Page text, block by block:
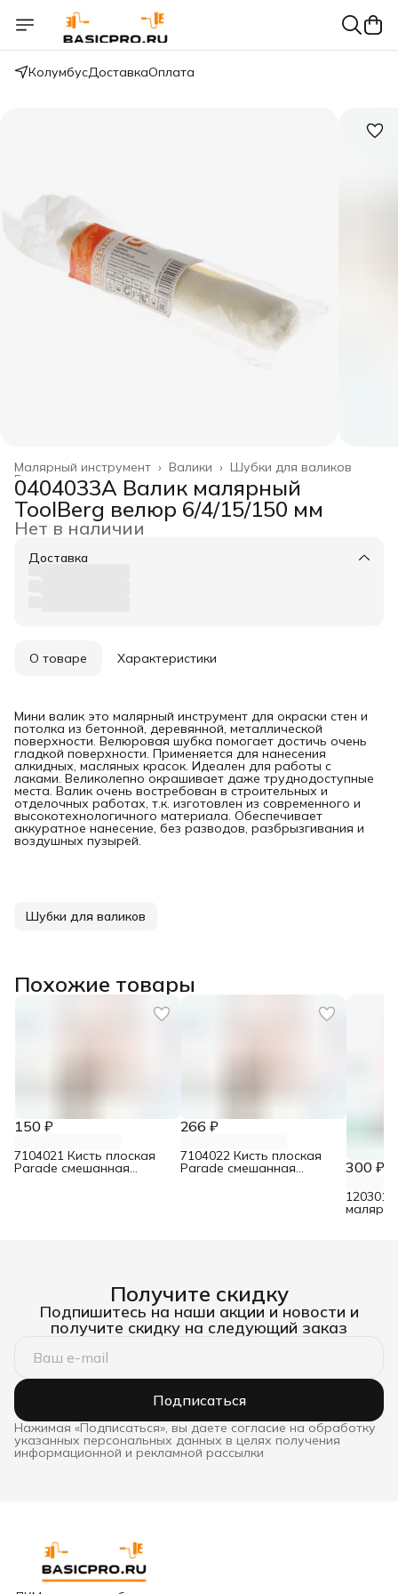
КолумбусДоставкаОплата
Шубки для валиков
Валики ›
Малярный инструмент ›
Главная ›
0404033А Валик малярный
ToolBerg велюр 6/4/15/150 мм
Нет в наличии
Доставка
О товаре Характеристики
Мини валик это малярный инструмент для окраски стен и
потолка из бетонной, деревянной, металлической
поверхности. Велюровая шубка помогает достичь очень
гладкой поверхности. Применяется для нанесения
алкидных, масляных красок. Идеален для работы с
лаками. Великолепно окрашивает даже труднодоступные
места. Валик очень востребован в строительных и
отделочных работах, т.к. изготовлен из современного и
высокотехнологичного материала. Обеспечивает
аккуратное нанесение, без разводов, разбрызгивания и
воздушных пузырей.
Шубки для валиков
Похожие товары
150 ₽
7104021 Кисть плоская
Parade смешанная
266 ₽
7104022 Кисть плоская
Parade смешанная 300 ₽
Получите скидку
Подпишитесь на наши акции и новости и
получите скидку на следующий заказ
Подписаться
Нажимая «Подписаться», вы даете согласие на обработку
указанных персональных данных в целях получения
информационной и рекламной рассылки